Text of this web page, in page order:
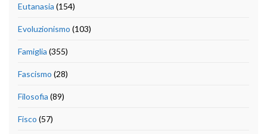
Eutanasia (154)
Evoluzionismo (103)
Famiglia (355)
Fascismo (28)
Filosofia (89)
Fisco (57)